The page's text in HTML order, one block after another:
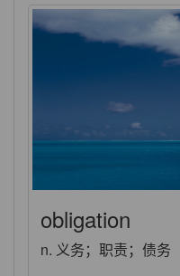
obligation
n. 义务；职责；债务